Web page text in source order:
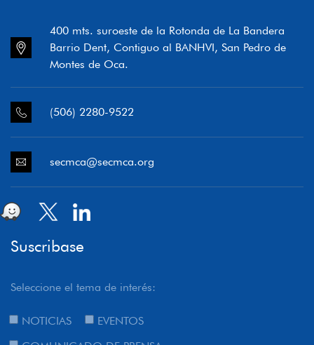
400 mts. suroeste de la Rotonda de La Bandera
Barrio Dent, Contiguo al BANHVI, San Pedro de
Montes de Oca.
(506) 2280-9522
secmca@secmca.org
Suscribase
Seleccione el tema de interés:
NOTICIAS
EVENTOS